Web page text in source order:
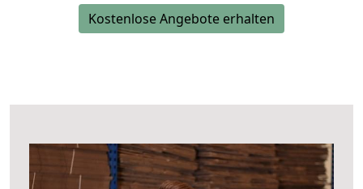
Kostenlose Angebote erhalten